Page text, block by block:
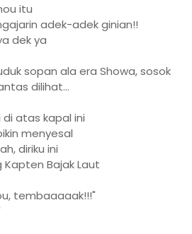
itu
adek-adek ginian!!
dek ya
sopan ala era Showa, sosok
dilihat...
atas kapal ini
menyesal
diriku ini
Bajak Laut
tembaaaaak!!!"